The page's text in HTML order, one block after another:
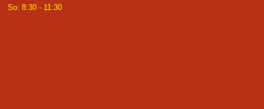
So: 8:30 - 11:30